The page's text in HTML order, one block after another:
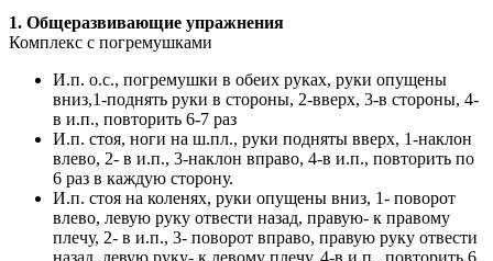
1. Общеразвивающие упражнения
Комплекс с погремушками
И.п. о.с., погремушки в обеих руках, руки опущены
вниз,1-поднять руки в стороны, 2-вверх, 3-в стороны, 4-
в и.п., повторить 6-7 раз
И.п. стоя, ноги на ш.пл., руки подняты вверх, 1-наклон
влево, 2- в и.п., 3-наклон вправо, 4-в и.п., повторить по
6 раз в каждую сторону.
И.п. стоя на коленях, руки опущены вниз, 1- поворот
влево, левую руку отвести назад, правую- к правому
плечу, 2- в и.п., 3- поворот вправо, правую руку отвести